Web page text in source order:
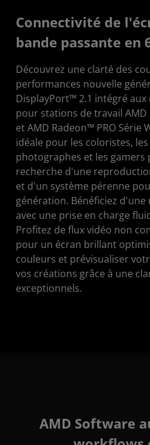
Connectivité de
bande passante en
Découvrez une clarté des
performances nouvelle
DisplayPort™ 2.1 intégré
pour stations de travail AMD
et AMD Radeon™ PRO Série
idéale pour les coloristes,
photographes et les gamers
recherche d'une
et d'un système pérenne
génération. Bénéficiez
avec une prise en charge
Profitez de flux vidéo non
pour un écran brillant
couleurs et prévisualiser
vos créations grâce à une
exceptionnels.
AMD Software